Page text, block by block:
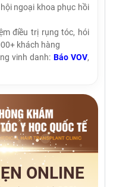
ngoại khoa phục hồi
điều trị rụng tóc, hói
khách hàng
vinh danh: Báo VOV,
ONLINE